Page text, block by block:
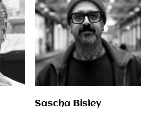
Sascha Bisley